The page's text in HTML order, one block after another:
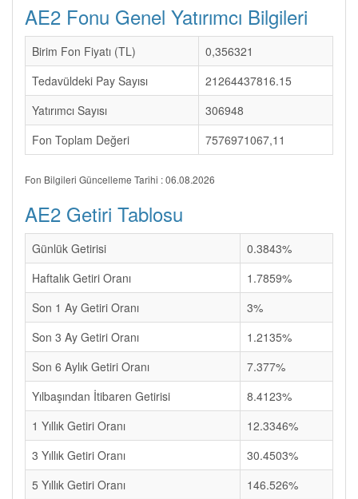
AE2 Fonu Genel Yatırımcı Bilgileri
Birim Fon Fiyatı (TL)
0,356321
Tedavüldeki Pay Sayısı
21264437816.15
Yatırımcı Sayısı
306948
Fon Toplam Değeri
7576971067,11
Fon Bilgileri Güncelleme Tarihi : 06.08.2026
AE2 Getiri Tablosu
Günlük Getirisi
0.3843%
Haftalık Getiri Oranı
1.7859%
Son 1 Ay Getiri Oranı
3%
Son 3 Ay Getiri Oranı
1.2135%
Son 6 Aylık Getiri Oranı
7.377%
Yılbaşından İtibaren Getirisi
8.4123%
1 Yıllık Getiri Oranı
12.3346%
3 Yıllık Getiri Oranı
30.4503%
5 Yıllık Getiri Oranı
146.526%